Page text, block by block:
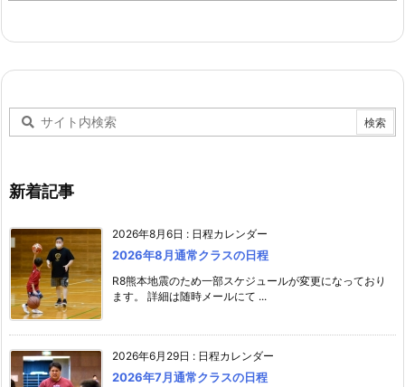
新着記事
2026年8月6日 : 日程カレンダー
2026年8月通常クラスの日程
R8熊本地震のため一部スケジュールが変更になっており
ます。 詳細は随時メールにて ...
2026年6月29日 : 日程カレンダー
2026年7月通常クラスの日程